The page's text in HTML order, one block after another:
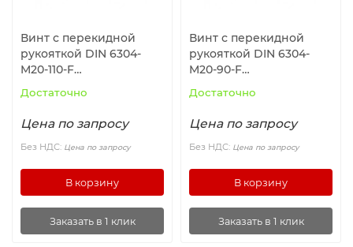
Винт с перекидной
рукояткой DIN 6304-
M20-110-F
Достаточно
Цена по запросу
Без НДС: Цена по запросу
В корзину
Заказать в 1 клик
Винт с перекидной
рукояткой DIN 6304-
M20-90-F
Достаточно
Цена по запросу
Без НДС: Цена по запросу
В корзину
Заказать в 1 клик